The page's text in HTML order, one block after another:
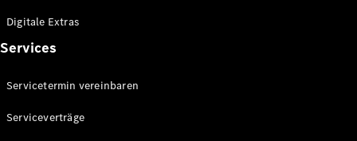
Digitale Extras
Services
Servicetermin vereinbaren
Serviceverträge